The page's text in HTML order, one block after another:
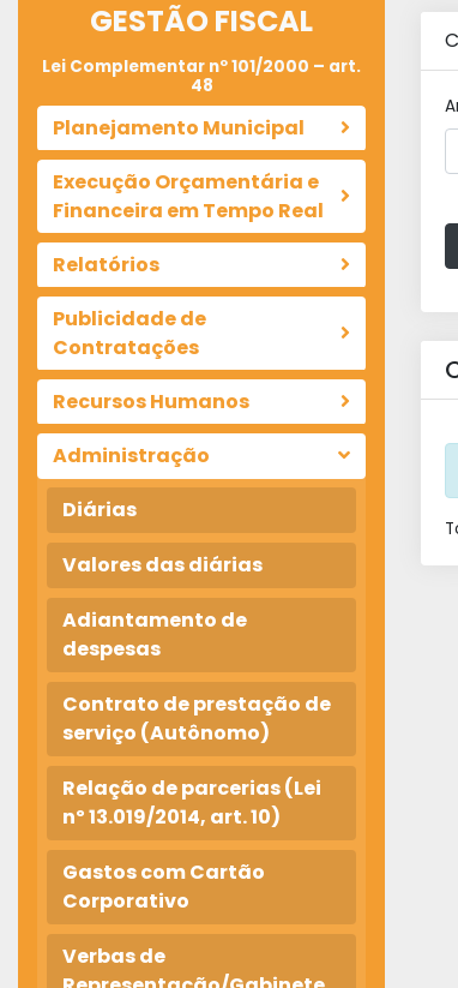
GESTÃO FISCAL
Lei Complementar nº 101/2000 – art.
48
Planejamento Municipal
Execução Orçamentária e
Financeira em Tempo Real
Relatórios
Publicidade de
Contratações
Recursos Humanos
Administração
Diárias
Valores das diárias
Adiantamento de
despesas
Contrato de prestação de
serviço (Autônomo)
Relação de parcerias (Lei
nº 13.019/2014, art. 10)
Gastos com Cartão
Corporativo
Verbas de